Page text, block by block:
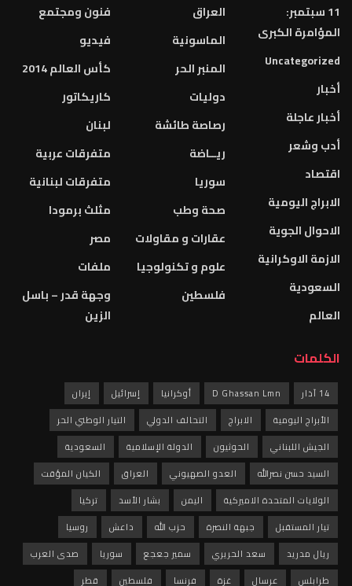
11 سبتمبر:
المؤامرة الكبرى
Uncategorized
أخبار
أخبار عاجلة
أدب وشعر
اقتصاد
الابراج اليومية
الاحوال الجوية
الازمة الاوكرانية
السعودية
العالم
العراق
الماسونية
المنبر الحر
دوليات
رصاصة طائشة
ريــاضة
سوريا
صحة وطب
عقارات و مقاولات
علوم و تكنولوجيا
فلسطين
فنون ومجتمع
فيديو
كأس العالم 2014
كاريكاتور
لبنان
متفرقات عربية
متفرقات لبنانية
مثلث برمودا
مصر
ملفات
وجهة قدر – باسل
الزين
الكلمات
14 آذار D Ghassan Lmn أوكرانيا إسرائيل
إيران
الأبراج اليومية
الابراج التحالف الدولي
التيار الوطني الحر
الجيش اللبناني
الحوثيون الدولة الإسلامية
السعودية
السيد حسن نصرالله
العدو الصهيوني العراق
الكيان المؤقت
الولايات المتحدة الاميركية
اليمن بشار الأسد
تركيا
تيار المستقبل
جبهة النصرة حزب الله داعش
روسيا
ريال مدريد
سعد الحريري سمير جعجع سوريا
صدى العرب
طرابلس
عرسال غزة فرنسا فلسطين قطر